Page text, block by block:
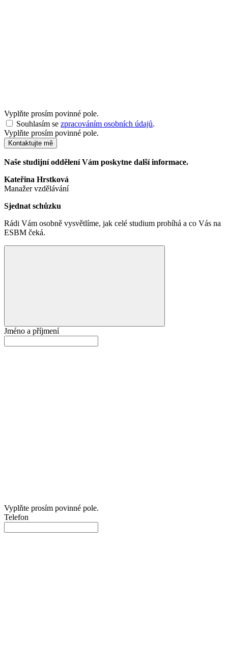
Vyplňte prosím povinné pole.
Souhlasím se zpracováním osobních údajů.
Vyplňte prosím povinné pole.
Kontaktujte mě
Naše studijní oddělení Vám poskytne další informace.
Kateřina Hrstková
Manažer vzdělávání
Sjednat schůzku
Rádi Vám osobně vysvětlíme, jak celé studium probíhá a co Vás na
ESBM čeká.
Jméno a příjmení
Vyplňte prosím povinné pole.
Telefon